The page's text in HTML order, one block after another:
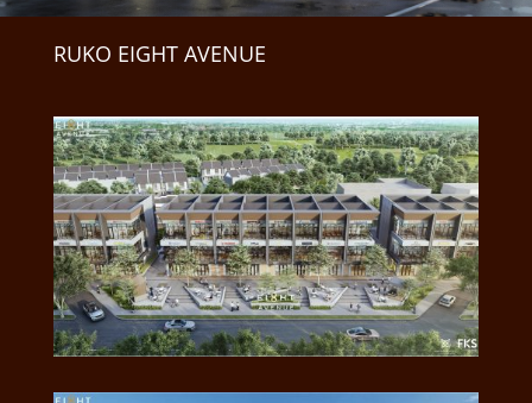
RUKO EIGHT AVENUE